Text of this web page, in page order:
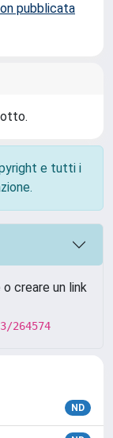
pubblicata
e tutti i
creare un link
264574
ND